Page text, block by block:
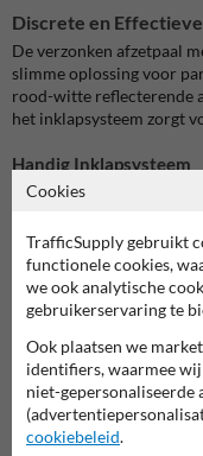
Discrete en
De verzonken afzetpaal
slimme oplossing voor
rood-witte reflecterende
het inklapsysteem zorgt
Handig Inklapsysteem
Wanneer de paal niet
privéparkeerplaatsen,
wisselende toegang
Robuuste en
levensduur. Bestand
blijft deze paal jaar na
installatie zorgt
ondergrond.
Cookies
TrafficSupply gebruikt
functionele cookies,
we ook analytische
gebruikerservaring te
Ook plaatsen we
identifiers, waarmee
niet-gepersonaliseerde
cookiebeleid.